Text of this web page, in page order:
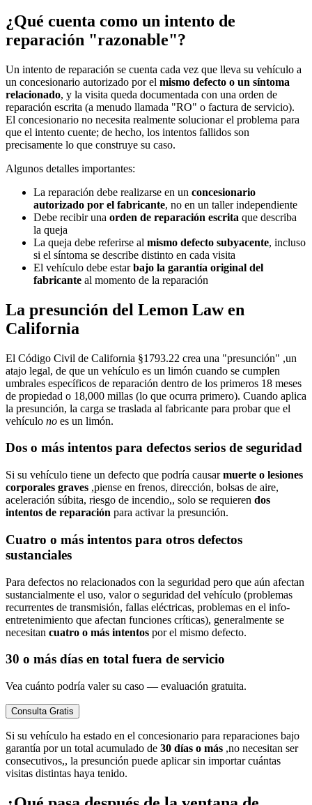
¿Qué cuenta como un intento de
reparación "razonable"?
Un intento de reparación se cuenta cada vez que lleva su vehículo a
un concesionario autorizado por el mismo defecto o un síntoma
relacionado, y la visita queda documentada con una orden de
reparación escrita (a menudo llamada "RO" o factura de servicio).
El concesionario no necesita realmente solucionar el problema para
que el intento cuente; de hecho, los intentos fallidos son
precisamente lo que construye su caso.
Algunos detalles importantes:
La reparación debe realizarse en un concesionario
autorizado por el fabricante, no en un taller independiente
Debe recibir una orden de reparación escrita que describa
la queja
La queja debe referirse al mismo defecto subyacente, incluso
si el síntoma se describe distinto en cada visita
El vehículo debe estarbajo la garantía original del
fabricante al momento de la reparación
La presunción del Lemon Law en
California
El Código Civil de California §1793.22 crea una "presunción" ,un
atajo legal, de que un vehículo es un limón cuando se cumplen
umbrales específicos de reparación dentro de los primeros 18 meses
de propiedad o 18,000 millas (lo que ocurra primero). Cuando aplica
la presunción, la carga se traslada al fabricante para probar que el
vehículo no es un limón.
Dos o más intentos para defectos serios de seguridad
Si su vehículo tiene un defecto que podría causarmuerte o lesiones
corporales graves ,piense en frenos, dirección, bolsas de aire,
aceleración súbita, riesgo de incendio,, solo se requieren dos
intentos de reparación para activar la presunción.
Cuatro o más intentos para otros defectos
sustanciales
Para defectos no relacionados con la seguridad pero que aún afectan
sustancialmente el uso, valor o seguridad del vehículo (problemas
recurrentes de transmisión, fallas eléctricas, problemas en el info-
entretenimiento que afectan funciones críticas), generalmente se
necesitan cuatro o más intentos por el mismo defecto.
30 o más días en total fuera de servicio
Vea cuánto podría valer su caso — evaluación gratuita.
Consulta Gratis
Si su vehículo ha estado en el concesionario para reparaciones bajo
garantía por un total acumulado de 30 días o más ,no necesitan ser
consecutivos,, la presunción puede aplicar sin importar cuántas
visitas distintas haya tenido.